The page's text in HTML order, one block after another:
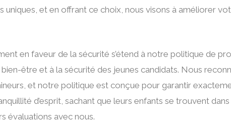
uniques, et en offrant ce choix, nous visons à améliorer
en faveur de la sécurité s’étend à notre politique de
être et à la sécurité des jeunes candidats. Nous
et notre politique est conçue pour garantir
d’esprit, sachant que leurs enfants se trouvent
évaluations avec nous.